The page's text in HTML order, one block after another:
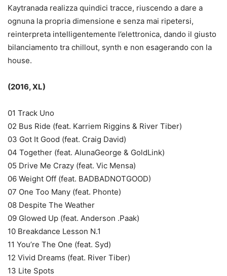
Kaytranada realizza quindici tracce, riuscendo a dare a
ognuna la propria dimensione e senza mai ripetersi,
reinterpreta intelligentemente l’elettronica, dando il giusto
bilanciamento tra chillout, synth e non esagerando con la
house.
(2016, XL)
01 Track Uno
02 Bus Ride (feat. Karriem Riggins & River Tiber)
03 Got It Good (feat. Craig David)
04 Together (feat. AlunaGeorge & GoldLink)
05 Drive Me Crazy (feat. Vic Mensa)
06 Weight Off (feat. BADBADNOTGOOD)
07 One Too Many (feat. Phonte)
08 Despite The Weather
09 Glowed Up (feat. Anderson .Paak)
10 Breakdance Lesson N.1
11 You’re The One (feat. Syd)
12 Vivid Dreams (feat. River Tiber)
13 Lite Spots